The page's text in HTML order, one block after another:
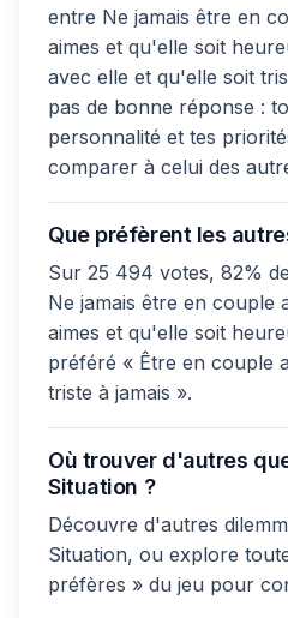
entre Ne jamais être en
aimes et qu'elle soit
avec elle et qu'elle soit
pas de bonne réponse :
personnalité et tes
comparer à celui des
Que préfèrent les
Sur 25 494 votes, 82%
Ne jamais être en couple
aimes et qu'elle soit
préféré « Être en couple
triste à jamais ».
Où trouver d'autres
Situation ?
Découvre d'autres
Situation, ou explore
préfères » du jeu pour